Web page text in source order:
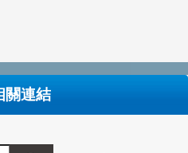
關連結